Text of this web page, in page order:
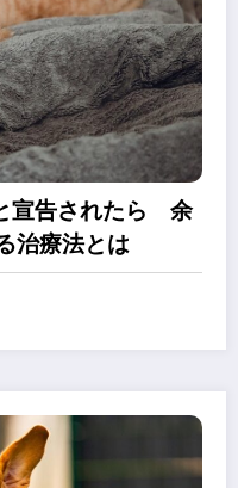
宣告されたら 余
治療法とは